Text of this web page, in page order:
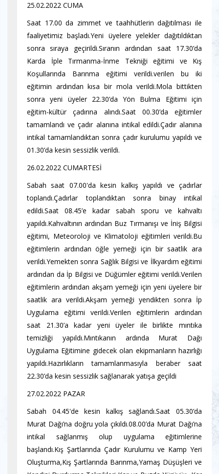
25.02.2022 CUMA
Saat 17.00 da zimmet ve taahhütlerin dağıtılması ile
faaliyetimiz başladı.Yeni üyelere yelekler dağıtıldıktan
sonra sıraya geçirildi.Sıranın ardından saat 17.30’da
Karda İple Tırmanma-İnme Tekniği eğitimi ve Kış
Koşullarında Barınma eğitimi verildi.verilen bu iki
eğitimin ardından kısa bir mola verildi.Mola bittikten
sonra yeni üyeler 22.30’da Yön Bulma Eğitimi için
eğitim-kültür çadırına alındı.Saat 00.30’da eğitimler
tamamlandı ve çadır alanına intikal edildi.Çadır alanına
intikal tamamlandıktan sonra çadır kurulumu yapıldı ve
01.30’da kesin sessizlik verildi.
26.02.2022 CUMARTESİ
Sabah saat 07.00'da kesin kalkış yapıldı ve çadırlar
toplandı.Çadırlar toplandıktan sonra binay intikal
edildi.Saat 08.45’e kadar sabah sporu ve kahvaltı
yapıldı.Kahvaltının ardından Buz Tırmanışı ve İniş Bilgisi
eğitimi, Meteoroloji ve Klimatoloji eğitimleri verildi.Bu
eğitimlerin ardından öğle yemeği için bir saatlik ara
verildi.Yemekten sonra Sağlık Bilgisi ve İlkyardım eğitimi
ardından da İp Bilgisi ve Düğümler eğitimi verildi.Verilen
eğitimlerin ardından akşam yemeği için yeni üyelere bir
saatlik ara verildi.Akşam yemeği yendikten sonra İp
Uygulama eğitimi verildi.Verilen eğitimlerin ardından
saat 21.30’a kadar yeni üyeler ile birlikte mıntıka
temizliği yapıldı.Mıntıkanın ardında Murat Dağı
Uygulama Eğitimine gidecek olan ekipmanların hazırlığı
yapıldı.Hazırlıkların tamamlanmasıyla beraber saat
22.30’da kesin sessizlik sağlanarak yatışa geçildi
27.02.2022 PAZAR
Sabah 04.45'de kesin kalkış sağlandı.Saat 05.30’da
Murat Dağı’na doğru yola çıkıldı.08.00’da Murat Dağı’na
intikal sağlanmış olup uygulama eğitimlerine
başlandı.Kış Şartlarında Çadır Kurulumu ve Kamp Yeri
Oluşturma,Kış Şartlarında Barınma,Yamaş Düşüşleri ve